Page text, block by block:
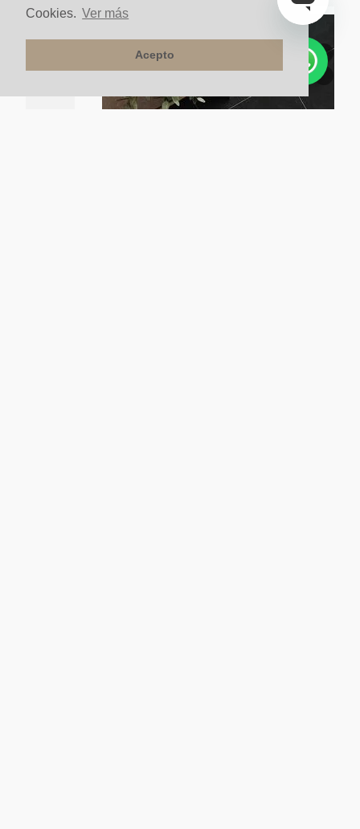
Cookies. Ver más
Acepto